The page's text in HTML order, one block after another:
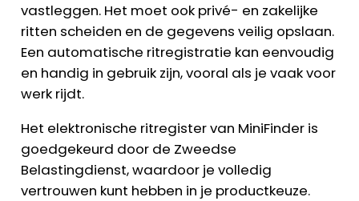
vastleggen. Het moet ook privé- en zakelijke
ritten scheiden en de gegevens veilig opslaan.
Een automatische ritregistratie kan eenvoudig
en handig in gebruik zijn, vooral als je vaak voor
werk rijdt.
Het elektronische ritregister van MiniFinder is
goedgekeurd door de Zweedse
Belastingdienst, waardoor je volledig
vertrouwen kunt hebben in je productkeuze.